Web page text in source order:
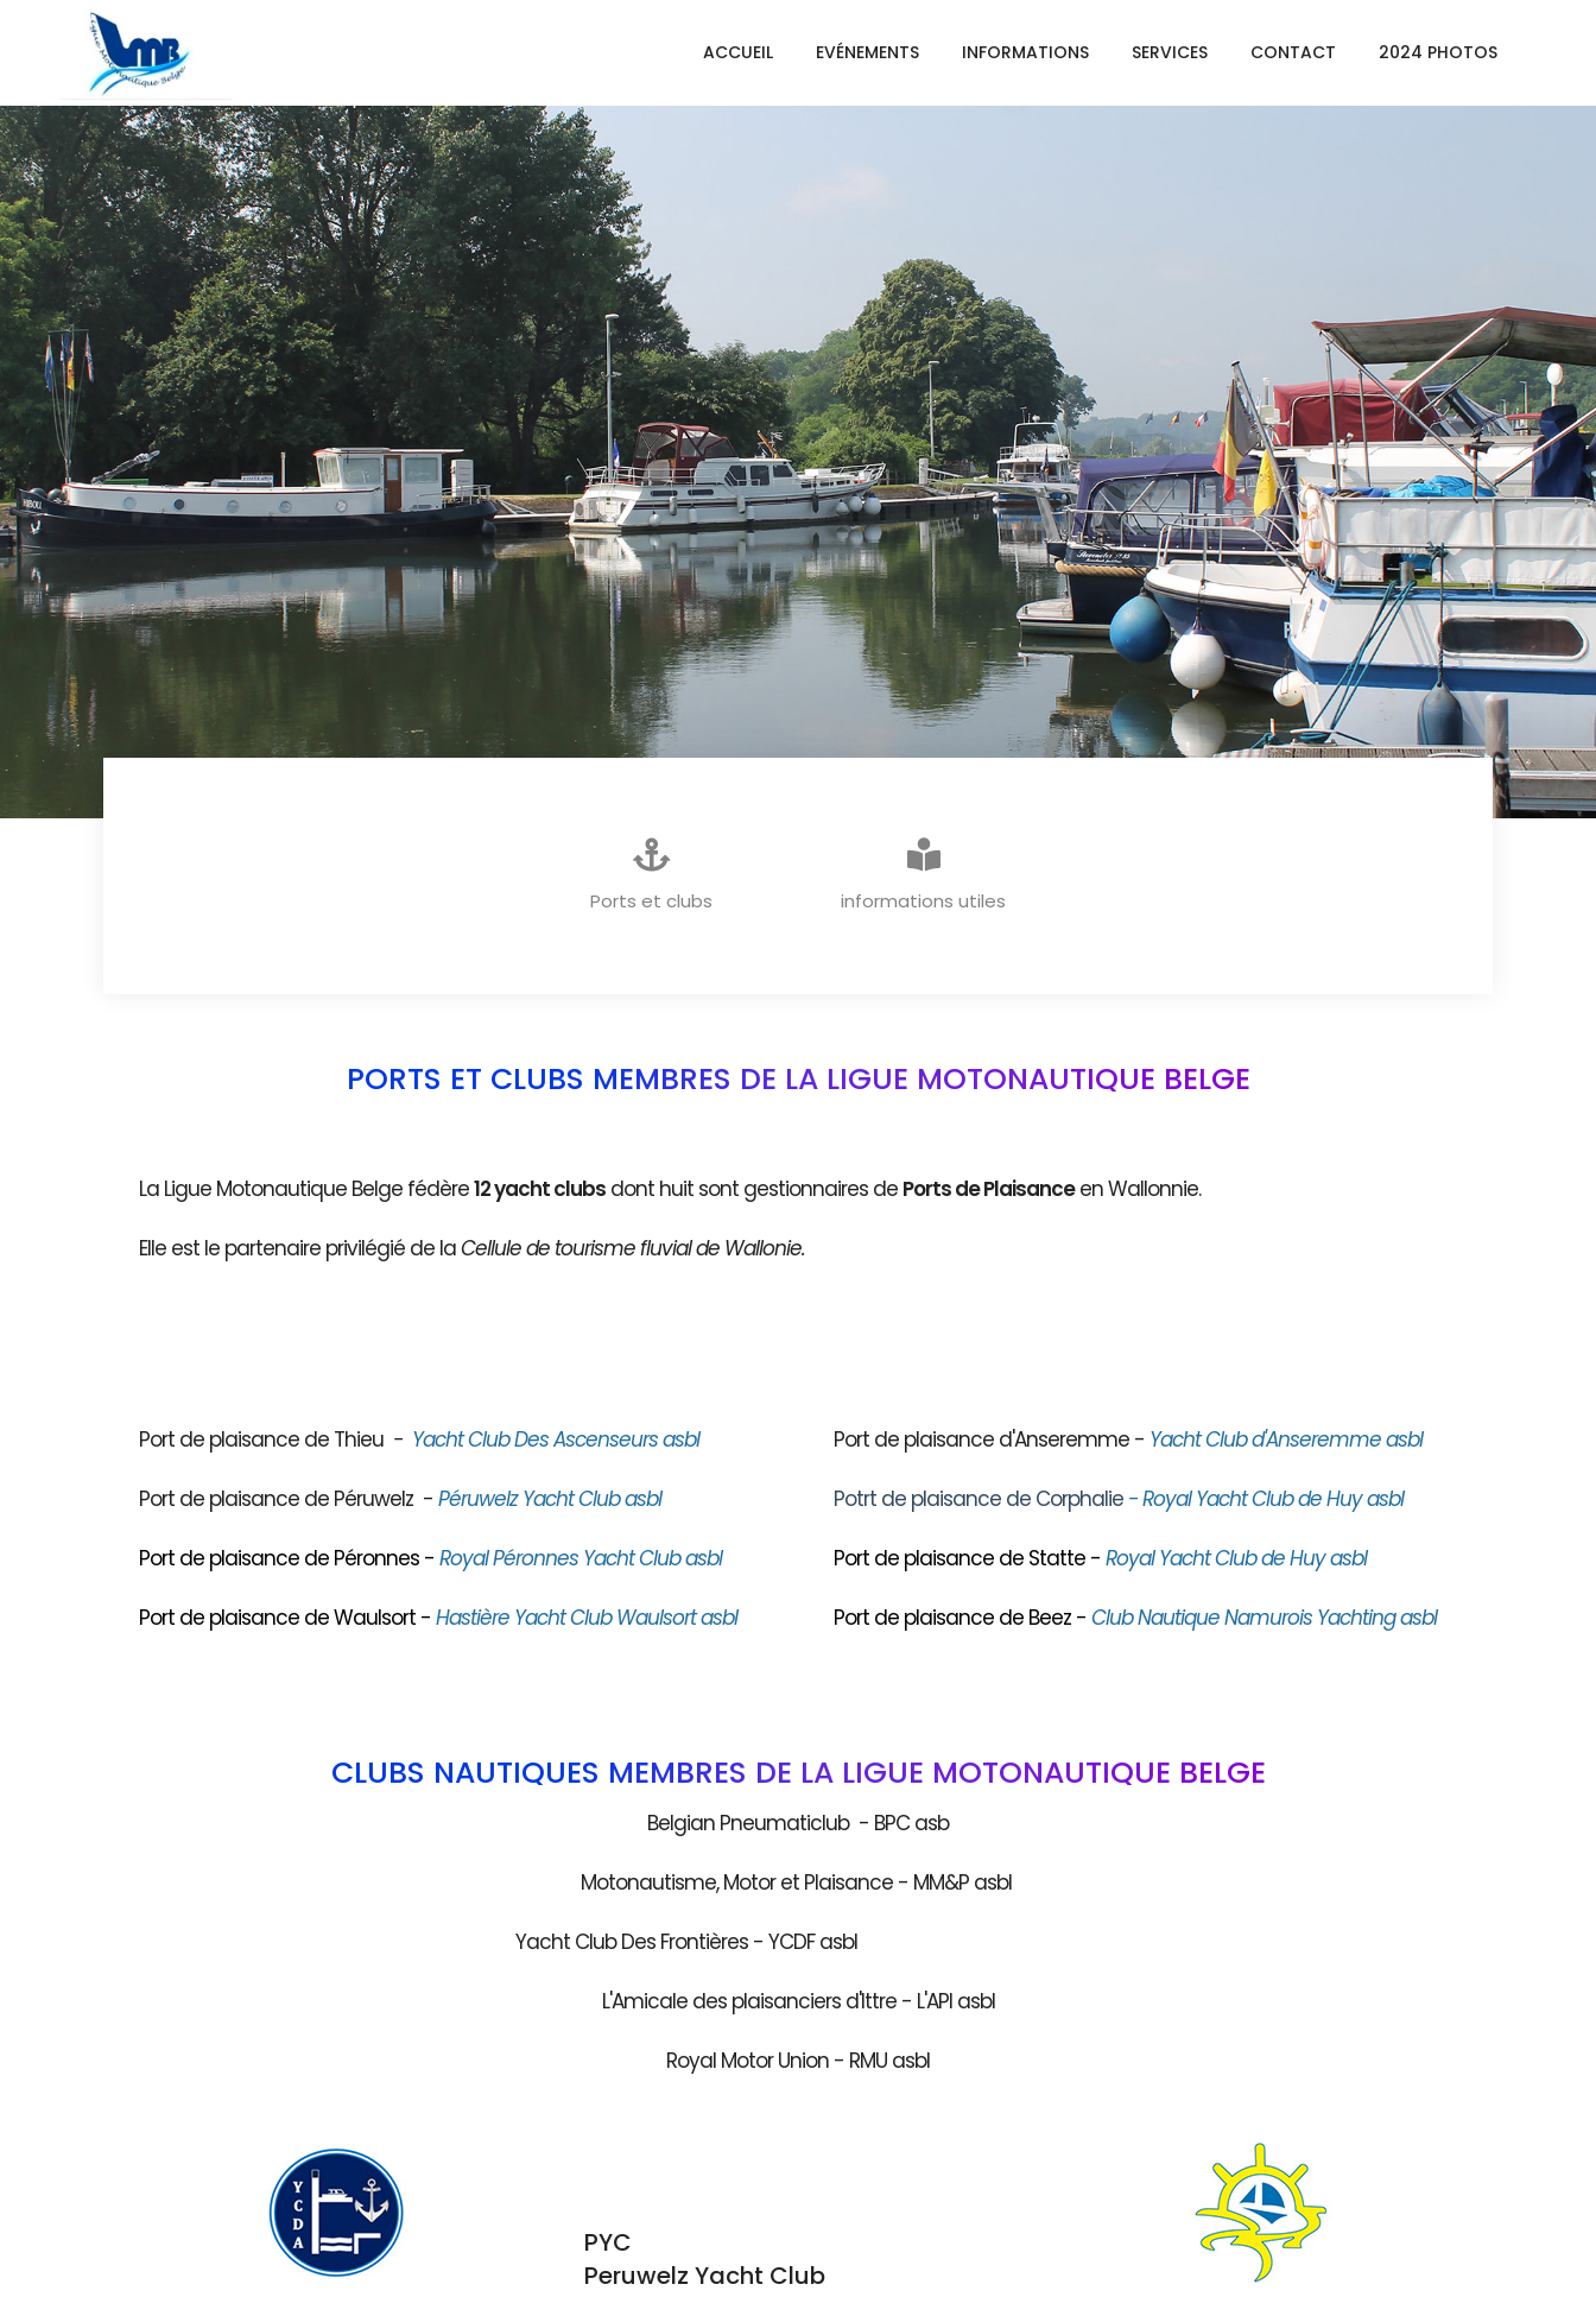
ACCUEIL EVÉNEMENTS INFORMATIONS SERVICES CONTACT 2024 PHOTOS
INFORMATIONS GENERALES
Ports et clubs informations utiles
PORTS ET CLUBS MEMBRES DE LA LIGUE MOTONAUTIQUE BELGE
La Ligue Motonautique Belge fédère12 yacht clubs dont huit sont gestionnaires de Ports de Plaisanceen Wallonnie.
Elle est le partenaire privilégié de laCellule de tourisme fluvial de Wallonie.
Port de plaisance de Thieu - Yacht Club Des Ascenseurs asbl
Port de plaisance de Péruwelz - Péruwelz Yacht Club asbl
Port de plaisance de Péronnes - Royal Péronnes Yacht Club asbl
Port de plaisance de Waulsort - Hastière Yacht Club Waulsort asbl
Port de plaisance d'Anseremme - Yacht Club d'Anseremme asbl
Potrt de plaisance de Corphalie - Royal Yacht Club de Huy asbl
Port de plaisance de Statte - Royal Yacht Club de Huy asbl
Port de plaisance de Beez - Club Nautique Namurois Yachting asbl
CLUBS NAUTIQUES MEMBRES DE LA LIGUE MOTONAUTIQUE BELGE
Belgian Pneumaticlub - BPC asb
Motonautisme, Motor et Plaisance - MM&P asbl
Yacht Club Des Frontières - YCDF asbl
L'Amicale des plaisanciers d'Ittre - L'API asbl
Royal Motor Union - RMU asbl
PYC
Peruwelz Yacht Club